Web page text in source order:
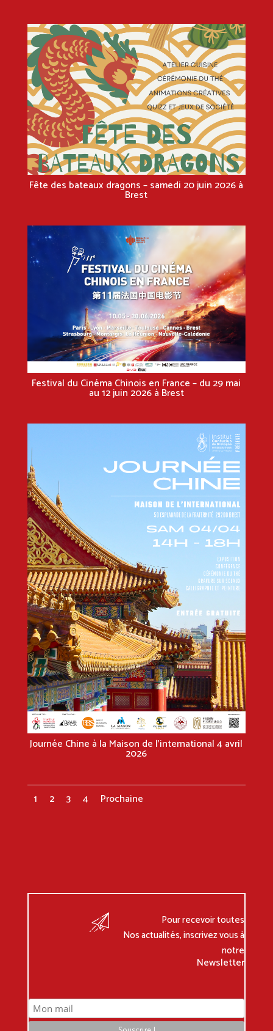
Fête des bateaux dragons – samedi 20 juin 2026 à
Brest
Festival du Cinéma Chinois en France – du 29 mai
au 12 juin 2026 à Brest
Journée Chine à la Maison de l’international 4 avril
2026
1 2 3 4 Prochaine
Pour recevoir toutes
Nos actualités, inscrivez vous à
notre
Newsletter